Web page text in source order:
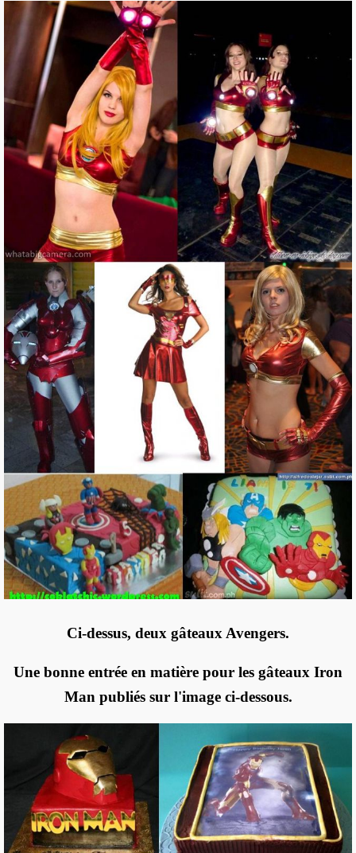
Ci-dessus, deux gâteaux Avengers.
Une bonne entrée en matière pour les gâteaux Iron
Man publiés sur l'image ci-dessous.